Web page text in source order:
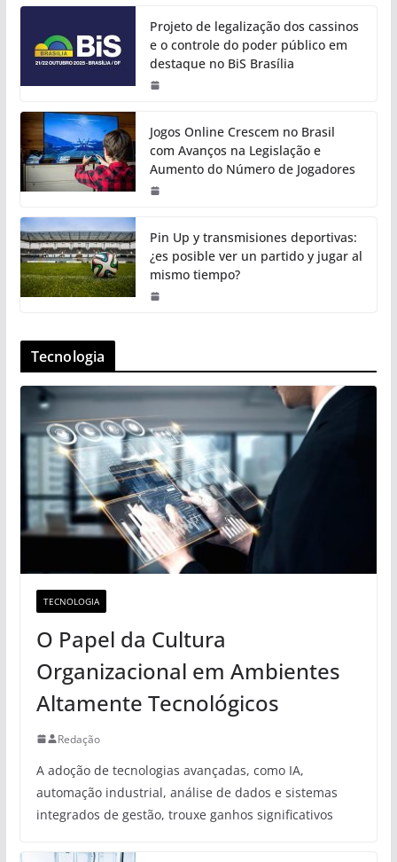
Projeto de legalização dos cassinos
e o controle do poder público em
destaque no BiS Brasília
Jogos Online Crescem no Brasil
com Avanços na Legislação e
Aumento do Número de Jogadores
Pin Up y transmisiones deportivas:
¿es posible ver un partido y jugar al
mismo tiempo?
Tecnologia
TECNOLOGIA
O Papel da Cultura
Organizacional em Ambientes
Altamente Tecnológicos
Redação
A adoção de tecnologias avançadas, como IA,
automação industrial, análise de dados e sistemas
integrados de gestão, trouxe ganhos significativos